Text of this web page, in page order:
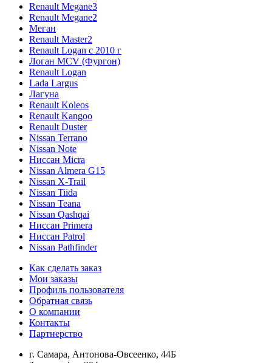
Renault Megane3
Renault Megane2
Меган
Renault Master2
Renault Logan c 2010 г
Логан МСV (Фургон)
Renault Logan
Lada Largus
Лагуна
Renault Koleos
Renault Kangoo
Renault Duster
Nissan Terrano
Nissan Note
Ниссан Micra
Nissan Almera G15
Nissan X-Trail
Nissan Tiida
Nissan Teana
Nissan Qashqai
Ниссан Primera
Ниссан Patrol
Nissan Pathfinder
Как сделать заказ
Мои заказы
Профиль пользователя
Обратная связь
О компании
Контакты
Партнерство
г. Самара, Антонова-Овсеенко, 44Б